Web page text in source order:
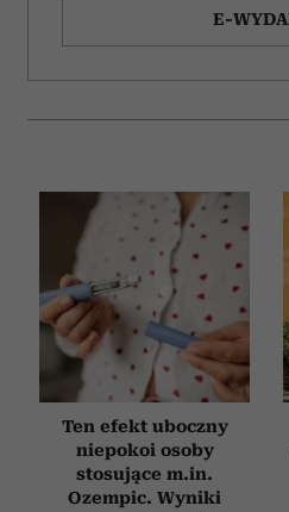
E-
Ten efekt uboczny
niepokoi osoby
stosujące m.in.
Ozempic. Wyniki